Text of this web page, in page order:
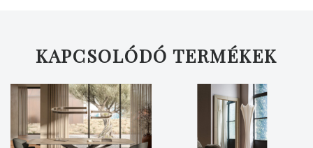
KAPCSOLÓDÓ TERMÉKEK
KERESÉS